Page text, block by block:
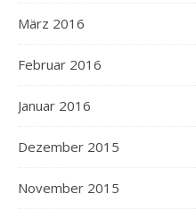
März 2016
Februar 2016
Januar 2016
Dezember 2015
November 2015